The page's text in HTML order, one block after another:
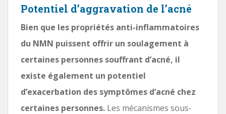
Potentiel d’aggravation de l’acné
Bien que les propriétés anti-inflammatoires
du NMN puissent offrir un soulagement à
certaines personnes souffrant d’acné, il
existe également un potentiel
d’exacerbation des symptômes d’acné chez
certaines personnes. Les mécanismes sous-